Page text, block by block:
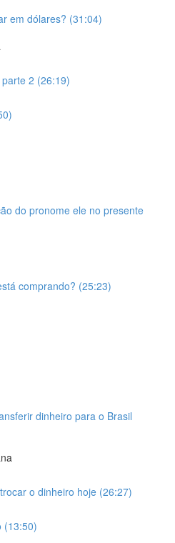
em dólares? (31:04)
2 (26:19)
do pronome ele no presente
comprando? (25:23)
dinheiro para o Brasil
o dinheiro hoje (26:27)
(13:50)